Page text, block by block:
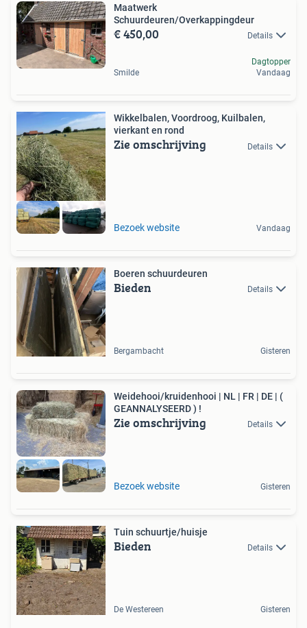
Maatwerk
Schuurdeuren/Overkappingdeur
€ 450,00 Details
Smilde
Dagtopper
Vandaag
Wikkelbalen, Voordroog, Kuilbalen,
vierkant en rond
Zie omschrijving Details
Bezoek website Vandaag
Boeren schuurdeuren
Bieden Details
Bergambacht Gisteren
Weidehooi/kruidenhooi | NL | FR | DE | (
GEANNALYSEERD ) !
Zie omschrijving Details
Bezoek website Gisteren
Tuin schuurtje/huisje
Bieden Details
De Westereen Gisteren